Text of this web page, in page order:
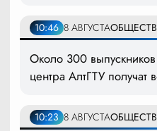
10:46 8 АВГУСТА
Около 300
центра АлтГТУ получат
10:23 8 АВГУСТА